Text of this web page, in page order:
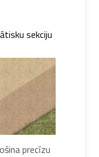
sekciju
precīzu